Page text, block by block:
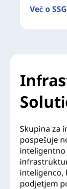
Več o
Skupina za
pospešuje
inteligenco,
podjetjem